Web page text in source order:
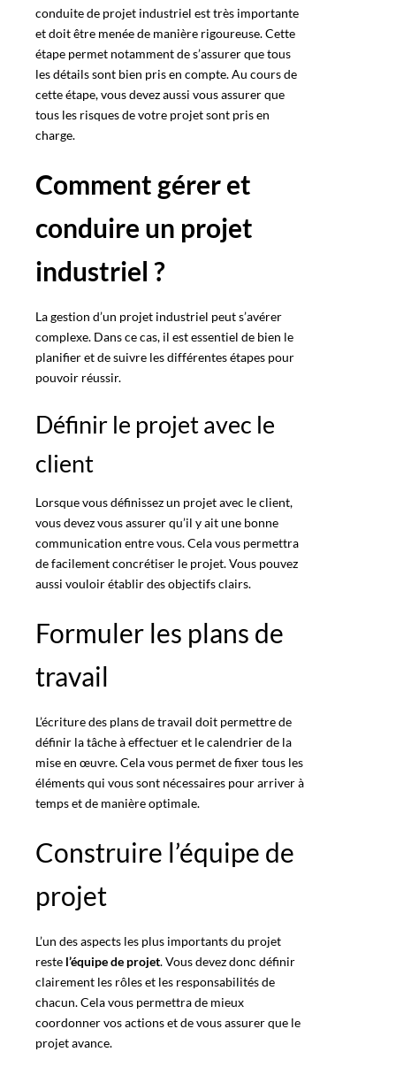
conduite de projet industriel est très importante
et doit être menée de manière rigoureuse. Cette
étape permet notamment de s’assurer que tous
les détails sont bien pris en compte. Au cours de
cette étape, vous devez aussi vous assurer que
tous les risques de votre projet sont pris en
charge.
Comment gérer et
conduire un projet
industriel ?
La gestion d’un projet industriel peut s’avérer
complexe. Dans ce cas, il est essentiel de bien le
planifier et de suivre les différentes étapes pour
pouvoir réussir.
Définir le projet avec le
client
Lorsque vous définissez un projet avec le client,
vous devez vous assurer qu’il y ait une bonne
communication entre vous. Cela vous permettra
de facilement concrétiser le projet. Vous pouvez
aussi vouloir établir des objectifs clairs.
Formuler les plans de
travail
L’écriture des plans de travail doit permettre de
définir la tâche à effectuer et le calendrier de la
mise en œuvre. Cela vous permet de fixer tous les
éléments qui vous sont nécessaires pour arriver à
temps et de manière optimale.
Construire l’équipe de
projet
L’un des aspects les plus importants du projet
reste l’équipe de projet. Vous devez donc définir
clairement les rôles et les responsabilités de
chacun. Cela vous permettra de mieux
coordonner vos actions et de vous assurer que le
projet avance.